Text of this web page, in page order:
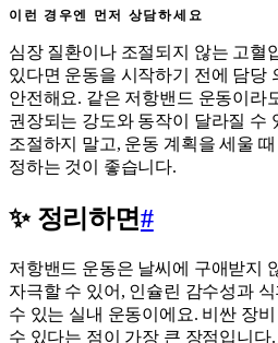
이런 경우엔 먼저 상담하세요
심장 질환이나 조절되지 않는 고혈
있다면 운동을 시작하기 전에 담당
안전해요. 같은 저항밴드 운동이라
권장되는 강도와 동작이 달라질 수
조절하지 말고, 운동 계획을 세울
정하는 것이 좋습니다.
✨ 정리하면#
저항밴드 운동은 날씨에 구애받지
자극할 수 있어, 인슐린 감수성과
수 있는 실내 운동이에요. 비싼 장
수 있다는 점이 가장 큰 장점입니다